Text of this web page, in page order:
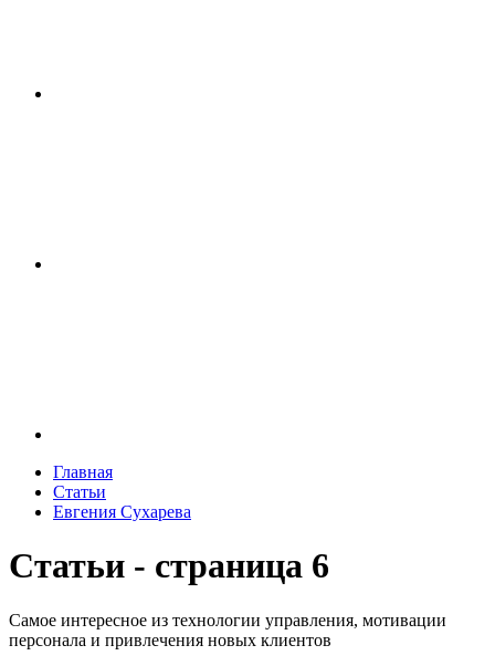
Главная
Статьи
Евгения Сухарева
Статьи - страница 6
Самое интересное из технологии управления, мотивации
персонала и привлечения новых клиентов